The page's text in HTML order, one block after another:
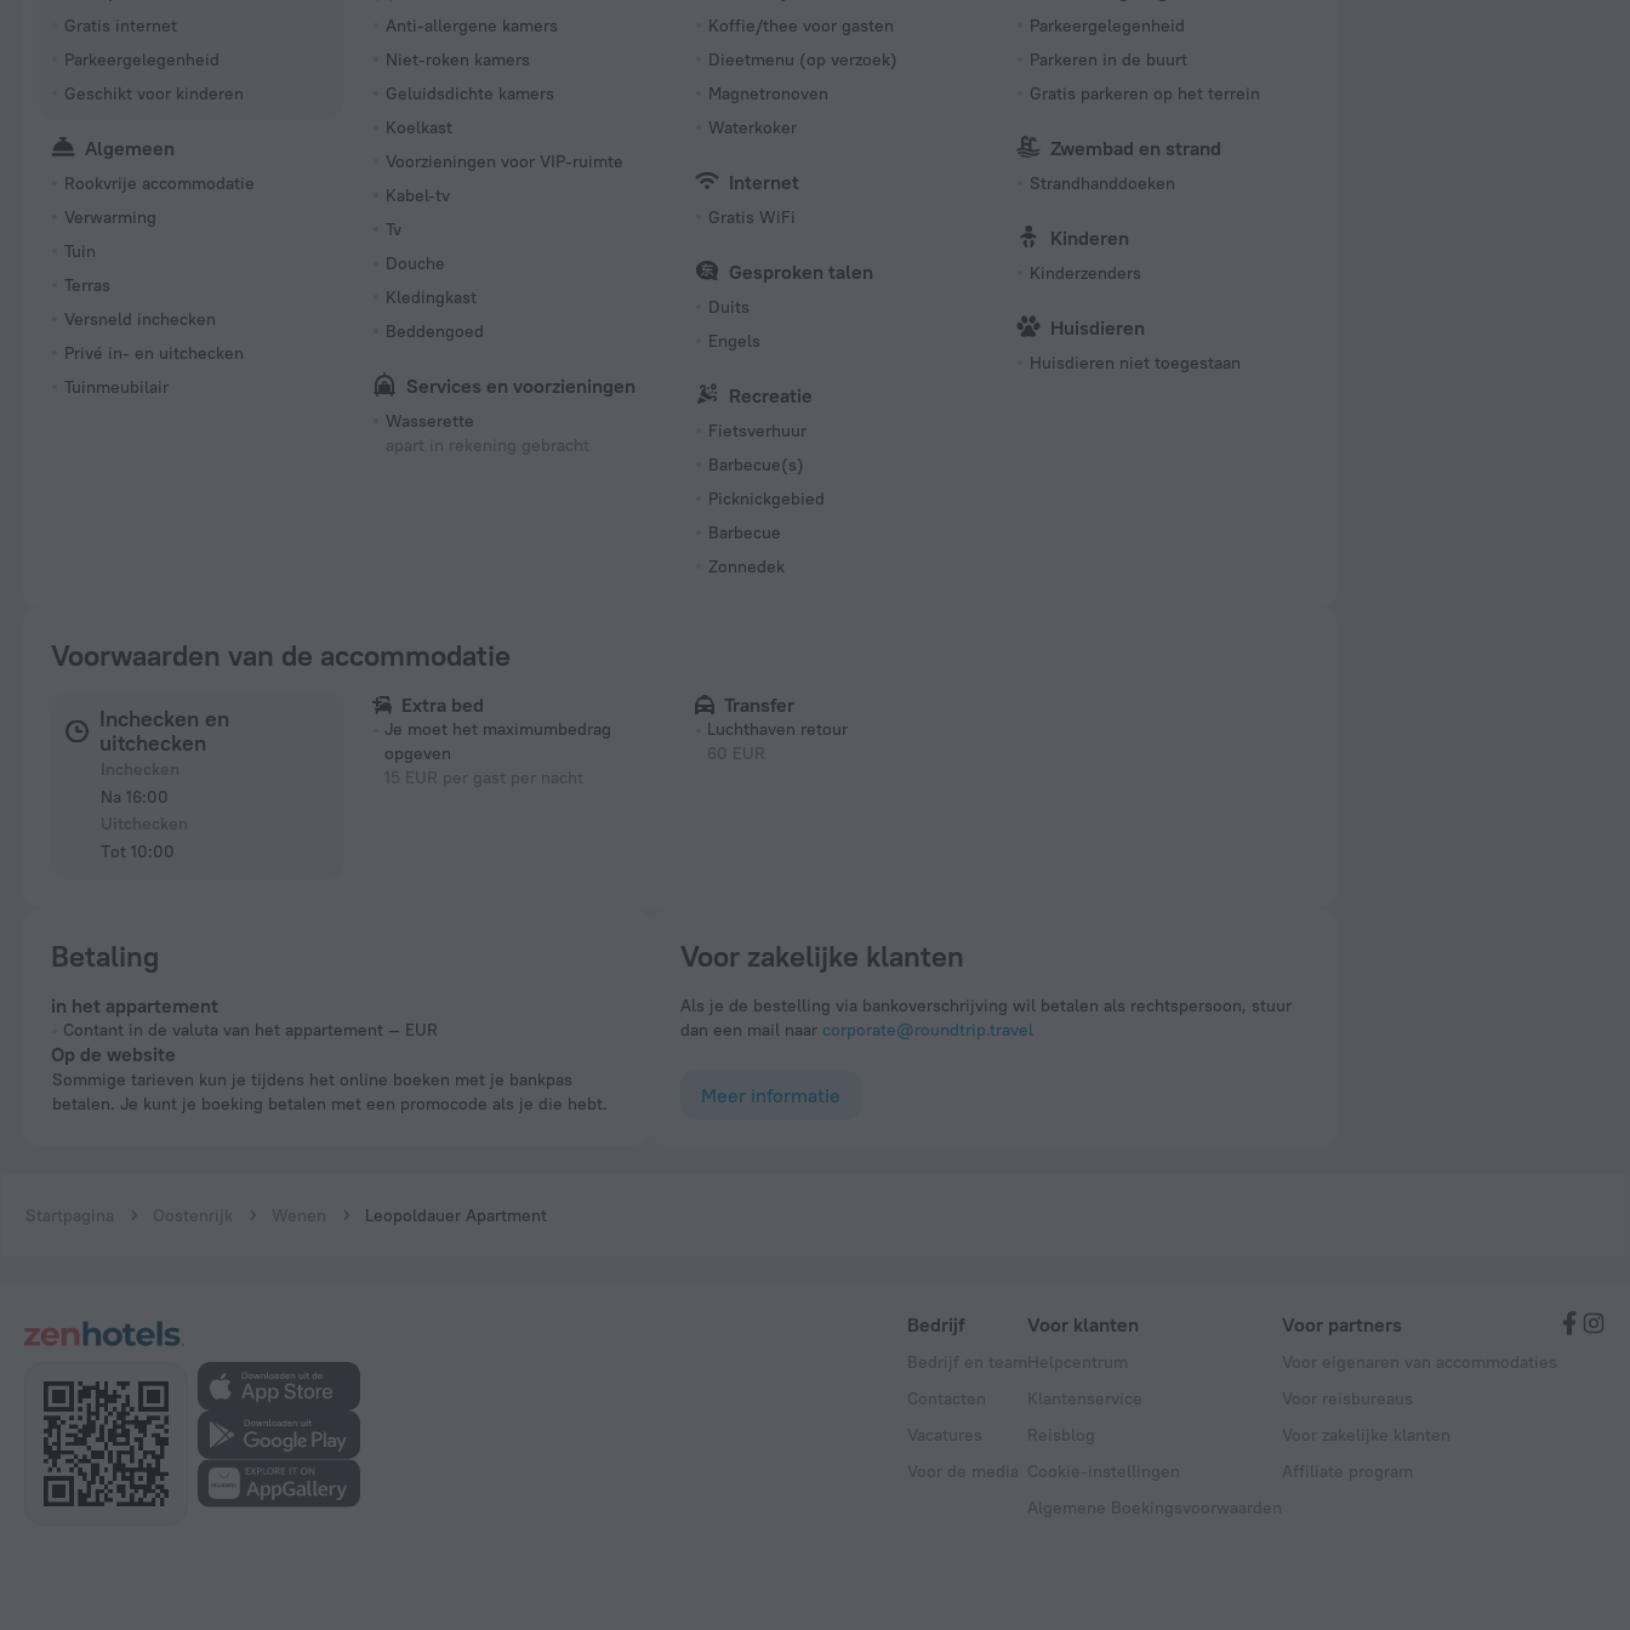
Gratis internet
Parkeergelegenheid
Geschikt voor kinderen
Algemeen
Rookvrije accommodatie
Verwarming
Tuin
Terras
Versneld inchecken
Privé in- en uitchecken
Tuinmeubilair
Anti-allergene kamers
Niet-roken kamers
Geluidsdichte kamers
Koelkast
Voorzieningen voor VIP-ruimte
Kabel-tv
Tv
Douche
Kledingkast
Beddengoed
Services en voorzieningen
Wasserette
apart in rekening gebracht
Koffie/thee voor gasten
Dieetmenu (op verzoek)
Magnetronoven
Waterkoker
Internet
Gratis WiFi
Gesproken talen
Duits
Engels
Recreatie
Fietsverhuur
Barbecue(s)
Picknickgebied
Barbecue
Zonnedek
Parkeergelegenheid
Parkeren in de buurt
Gratis parkeren op het terrein
Zwembad en strand
Strandhanddoeken
Kinderen
Kinderzenders
Huisdieren
Huisdieren niet toegestaan
Voorwaarden van de accommodatie
Inchecken en
uitchecken
Na 16:00
Tot 10:00
Extra bed
Je moet het maximumbedrag
opgeven
15 EUR per gast per nacht
Transfer
Luchthaven retour
60 EUR
Betaling
in het appartement
Contant in de valuta van het appartement — EUR
Op de website
Sommige tarieven kun je tijdens het online boeken met je bankpas
betalen. Je kunt je boeking betalen met een promocode als je die hebt.
Voor zakelijke klanten
Als je de bestelling via bankoverschrijving wil betalen als rechtspersoon, stuur
dan een mail naar corporate@roundtrip.travel
Meer informatie
Startpagina Oostenrijk Wenen Leopoldauer Apartment
Bedrijf
Bedrijf en team
Contacten
Vacatures
Voor de media
Voor klanten
Helpcentrum
Klantenservice
Reisblog
Cookie-instellingen
Algemene Boekingsvoorwaarden
Voor partners
Voor eigenaren van accommodaties
Voor reisbureaus
Voor zakelijke klanten
Affiliate program